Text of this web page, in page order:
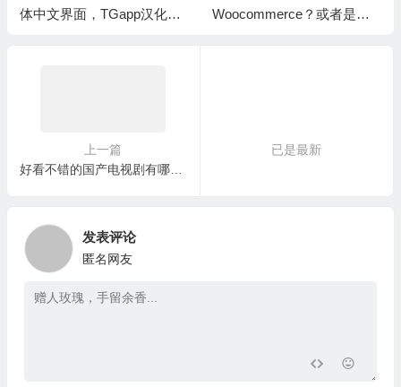
体中文界面，TGapp汉化教
Woocommerce？或者是用o
上一篇
好看不错的国产电视剧有哪些值得推荐？
已是最新
发表评论
匿名网友